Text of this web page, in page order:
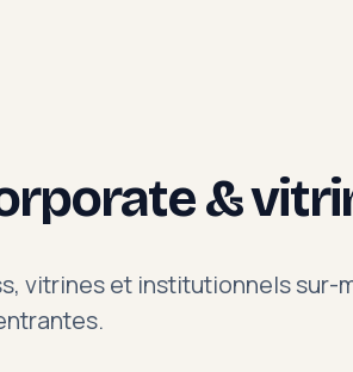
&
vitrines et institutionnels